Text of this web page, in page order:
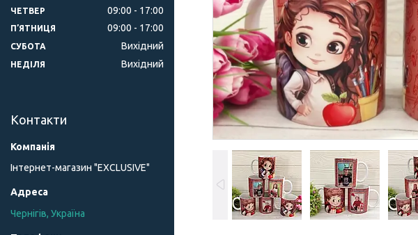
ЧЕТВЕР 09:00 17:00
ПʼЯТНИЦЯ 09:00 17:00
СУБОТА Вихідний
НЕДІЛЯ Вихідний
Контакти
Інтернет-магазин "ЕXCLUSIVE"
Чернігів, Україна